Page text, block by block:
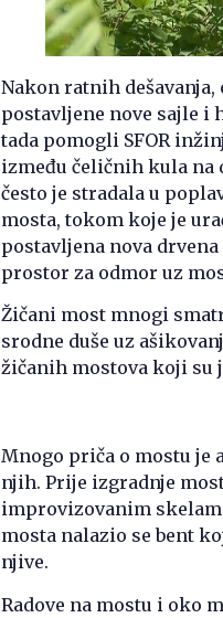
Nakon ratnih dešavanja,
postavljene nove sajle i
tada pomogli SFOR
između čeličnih kula na
često je stradala u
mosta, tokom koje je
postavljena nova
prostor za odmor uz
Žičani most mnogi
srodne duše uz
žičanih mostova koji su
Mnogo priča o mostu je
njih. Prije izgradnje
improvizovanim
mosta nalazio se bent
njive.
Radove na mostu i oko